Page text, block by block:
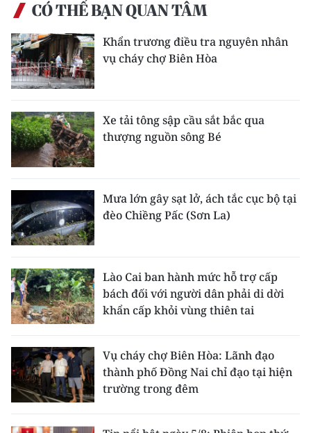
CÓ THỂ BẠN QUAN TÂM
Khẩn trương điều tra nguyên nhân
vụ cháy chợ Biên Hòa
Xe tải tông sập cầu sắt bắc qua
thượng nguồn sông Bé
Mưa lớn gây sạt lở, ách tắc cục bộ tại
đèo Chiềng Pấc (Sơn La)
Lào Cai ban hành mức hỗ trợ cấp
bách đối với người dân phải di dời
khẩn cấp khỏi vùng thiên tai
Vụ cháy chợ Biên Hòa: Lãnh đạo
thành phố Đồng Nai chỉ đạo tại hiện
trường trong đêm